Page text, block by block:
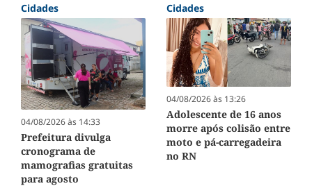
Cidades
04/08/2026 às 14:33
Prefeitura divulga
cronograma de
mamografias gratuitas
para agosto
Cidades
04/08/2026 às 13:26
Adolescente de 16 anos
morre após colisão entre
moto e pá-carregadeira
no RN